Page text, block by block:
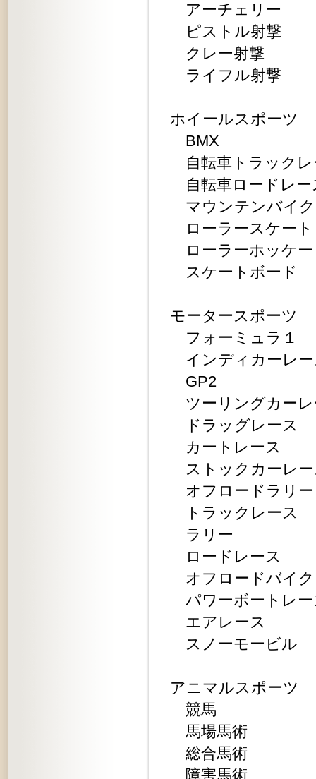
アーチェリー
ピストル射撃
クレー射撃
ライフル射撃
ホイールスポーツ
BMX
自転車トラックレ
自転車ロードレー
マウンテンバイク
ローラースケート
ローラーホッケー
スケートボード
モータースポーツ
フォーミュラ１
インディカーレ
GP2
ツーリングカーレ
ドラッグレース
カートレース
ストックカーレ
オフロードラリー
トラックレース
ラリー
ロードレース
オフロードバイ
パワーボートレー
エアレース
スノーモービル
アニマルスポーツ
競馬
馬場馬術
総合馬術
障害馬術